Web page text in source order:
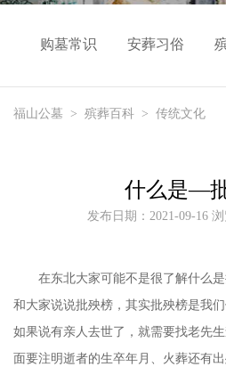
购墓常识 安葬习俗
福山公墓 > 殡葬百科 > 传统文化
什么是—
发布日期：2021-09-16
在东北大家可能不是很了解什么
和大家说说批殃榜，其实批殃榜是我
如果说有亲人去世了，就需要找老先
面要注明逝者的生卒年月、火葬还有